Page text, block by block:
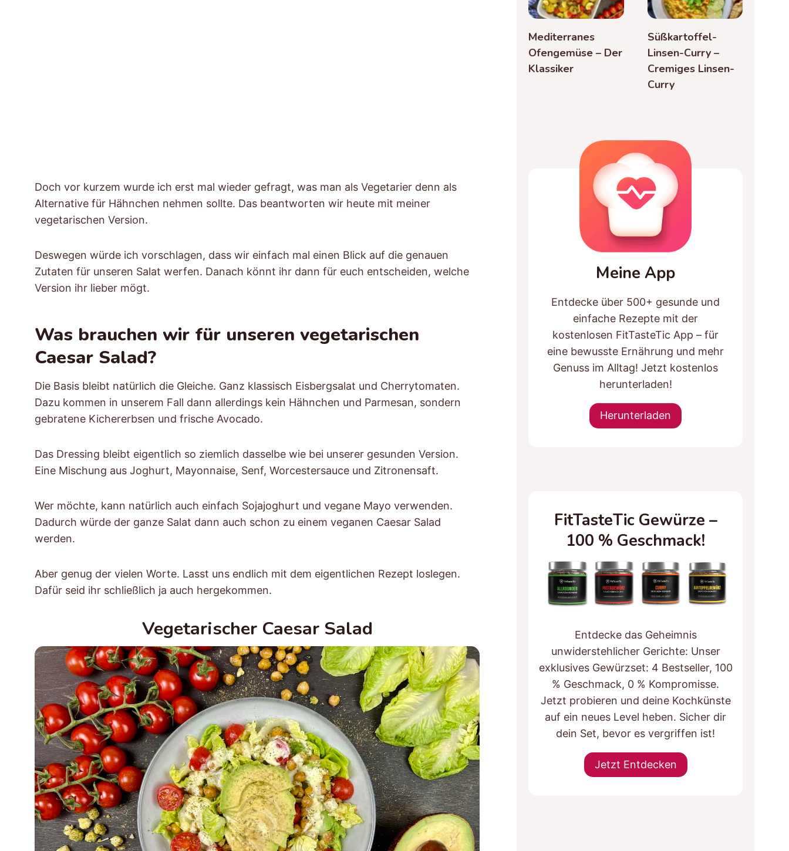
Doch vor kurzem wurde ich erst mal wieder gefragt, was man als Vegetarier denn als
Alternative für Hähnchen nehmen sollte. Das beantworten wir heute mit meiner
vegetarischen Version.
Deswegen würde ich vorschlagen, dass wir einfach mal einen Blick auf die genauen
Zutaten für unseren Salat werfen. Danach könnt ihr dann für euch entscheiden, welche
Version ihr lieber mögt.
Was brauchen wir für unseren vegetarischen
Caesar Salad?
Die Basis bleibt natürlich die Gleiche. Ganz klassisch Eisbergsalat und Cherrytomaten.
Dazu kommen in unserem Fall dann allerdings kein Hähnchen und Parmesan, sondern
gebratene Kichererbsen und frische Avocado.
Das Dressing bleibt eigentlich so ziemlich dasselbe wie bei unserer gesunden Version.
Eine Mischung aus Joghurt, Mayonnaise, Senf, Worcestersauce und Zitronensaft.
Wer möchte, kann natürlich auch einfach Sojajoghurt und vegane Mayo verwenden.
Dadurch würde der ganze Salat dann auch schon zu einem veganen Caesar Salad
werden.
Aber genug der vielen Worte. Lasst uns endlich mit dem eigentlichen Rezept loslegen.
Dafür seid ihr schließlich ja auch hergekommen.
Vegetarischer Caesar Salad
Mediterranes
Ofengemüse – Der
Klassiker
Süßkartoffel-
Linsen-Curry –
Cremiges Linsen-
Curry
Meine App
Entdecke über 500+ gesunde und
einfache Rezepte mit der
kostenlosen FitTasteTic App – für
eine bewusste Ernährung und mehr
Genuss im Alltag! Jetzt kostenlos
herunterladen!
Herunterladen
FitTasteTic Gewürze –
100 % Geschmack!
Entdecke das Geheimnis
unwiderstehlicher Gerichte: Unser
exklusives Gewürzset: 4 Bestseller, 100
% Geschmack, 0 % Kompromisse.
Jetzt probieren und deine Kochkünste
auf ein neues Level heben. Sicher dir
dein Set, bevor es vergriffen ist!
Jetzt Entdecken